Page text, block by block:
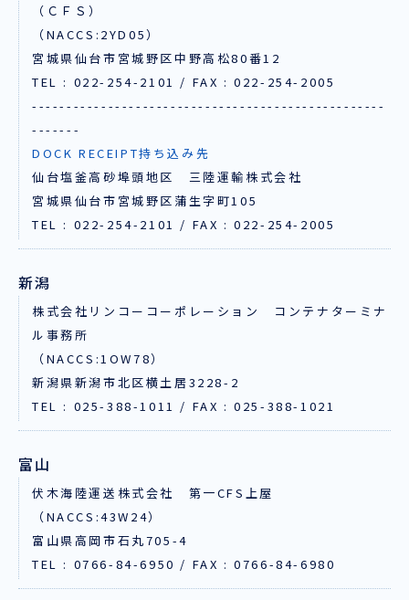
（ＣＦＳ）
（NACCS:2YD05）
宮城県仙台市宮城野区中野高松80番12
TEL : 022-254-2101 / FAX : 022-254-2005
---------------------------------------------------
-------
DOCK RECEIPT持ち込み先
仙台塩釜高砂埠頭地区 三陸運輸株式会社
宮城県仙台市宮城野区蒲生字町105
TEL : 022-254-2101 / FAX : 022-254-2005
新潟
株式会社リンコーコーポレーション コンテナターミナ
ル事務所
（NACCS:1OW78）
新潟県新潟市北区横土居3228-2
TEL : 025-388-1011 / FAX : 025-388-1021
富山
伏木海陸運送株式会社 第一CFS上屋
（NACCS:43W24）
富山県高岡市石丸705-4
TEL : 0766-84-6950 / FAX : 0766-84-6980